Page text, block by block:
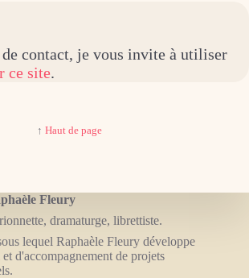
contact, je vous invite à utiliser
ce site.
↑ Haut de page
Fleury
dramaturge, librettiste.
lequel Raphaèle Fleury développe
d'accompagnement de projets